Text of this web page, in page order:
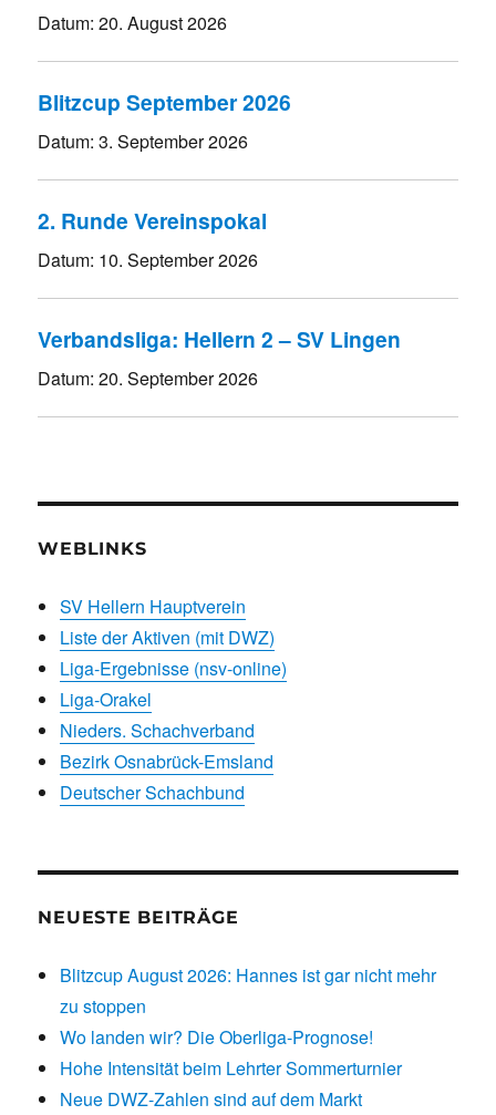
Datum:20. August 2026
Blitzcup September 2026
Datum:3. September 2026
2. Runde Vereinspokal
Datum: 10. September 2026
Verbandsliga: Hellern 2 – SV Lingen
Datum:20. September 2026
WEBLINKS
SV Hellern Hauptverein
Liste der Aktiven (mit DWZ)
Liga-Ergebnisse (nsv-online)
Liga-Orakel
Nieders. Schachverband
Bezirk Osnabrück-Emsland
Deutscher Schachbund
NEUESTE BEITRÄGE
Blitzcup August 2026: Hannes ist gar nicht mehr
zu stoppen
Wo landen wir? Die Oberliga-Prognose!
Hohe Intensität beim Lehrter Sommerturnier
Neue DWZ-Zahlen sind auf dem Markt